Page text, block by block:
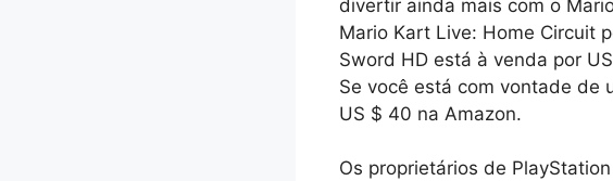
divertir ainda mais com o
Mario Kart Live: Home Circuit
Sword HD está à venda por
Se você está com vontade de
US $ 40 na Amazon.
Os proprietários de